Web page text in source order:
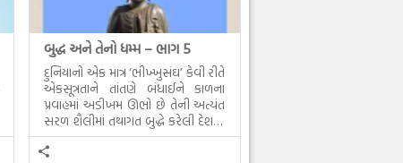
બુદ્ધ અને તેનો ધમ્મ – ભાગ 5
દુનિયાનો એક માત્ર ‘ભીખ્ખુસંઘ’ કેવી રીતે
એકસૂત્રતાને તાંતણે બંધાઈને કાળના
પ્રવાહમાં અડીખમ ઊભો છે તેની અત્યંત
સરળ શૈલીમાં તથાગત બુદ્ધે કરેલી દેશના
સમાવતો મૂલ્યવાન ગ્રંથ એટલે બુદ્ધ અને
તેનો ધમ્મ.